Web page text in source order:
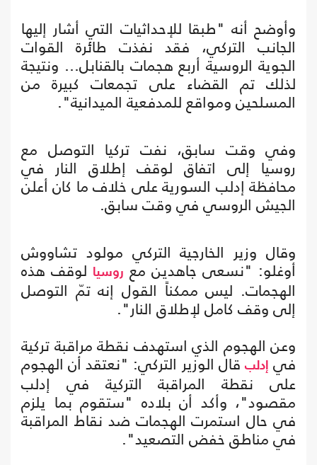
وأوضح أنه "طبقا للإحداثيات التي أشار إليها
الجانب التركي، فقد نفذت طائرة القوات
الجوية الروسية أربع هجمات بالقنابل… ونتيجة
لذلك تم القضاء على تجمعات كبيرة من
المسلحين ومواقع للمدفعية الميدانية".
وفي وقت سابق، نفت تركيا التوصل مع
روسيا إلى اتفاق لوقف إطلاق النار في
محافظة إدلب السورية على خلاف ما كان أعلن
الجيش الروسي في وقت سابق.
وقال وزير الخارجية التركي مولود تشاووش
أوغلو: "نسعى جاهدين مع روسيا لوقف هذه
الهجمات. ليس ممكناً القول إنه تمّ التوصل
إلى وقف كامل لإطلاق النار".
وعن الهجوم الذي استهدف نقطة مراقبة تركية
في إدلب قال الوزير التركي: "نعتقد أن الهجوم
على نقطة المراقبة التركية في إدلب
مقصود"، وأكد أن بلاده "ستقوم بما يلزم
في حال استمرت الهجمات ضد نقاط المراقبة
في مناطق خفض التصعيد".